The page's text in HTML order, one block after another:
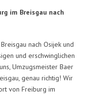
im Breisgau nach
nach Osijek und
und erschwinglichen
Umzugsmeister Baer
genau richtig! Wir
von Freiburg im